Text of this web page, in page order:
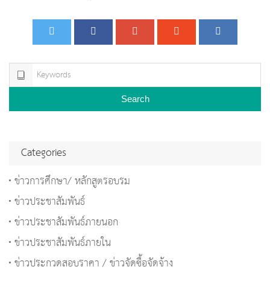
Search
Categories
ข่าวการศึกษา/ หลักสูตรอบรม
ข่าวประชาสัมพันธ์
ข่าวประชาสัมพันธ์ภายนอก
ข่าวประชาสัมพันธ์ภายใน
ข่าวประกวดสอบราคา / ข่าวจัดซื้อจัดจ้าง